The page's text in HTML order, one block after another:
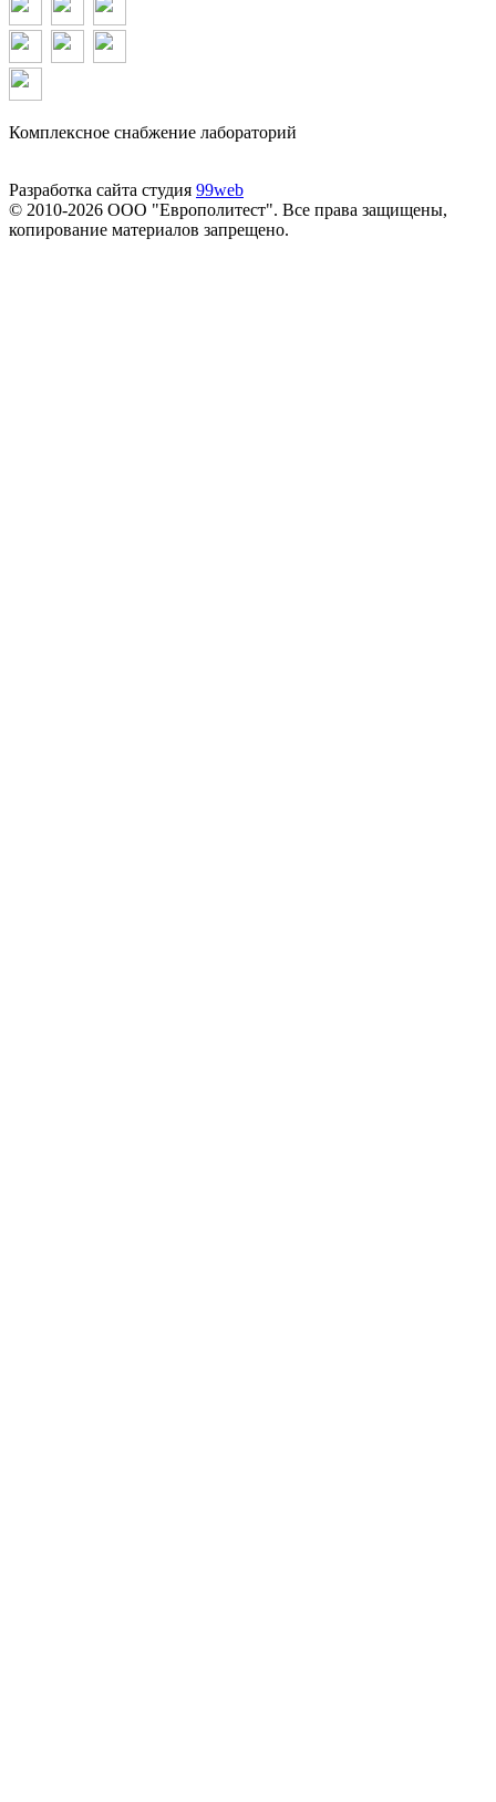
Комплексное снабжение лабораторий
Разработка сайта студия 99web
© 2010-2026 ООО "Европолитест". Все права защищены,
копирование материалов запрещено.